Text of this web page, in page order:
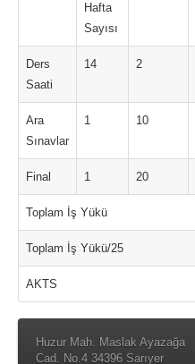
Hafta
Sayısı
Ders
Saati
14 2
Ara
Sınavlar
1 10
Final 1 20
Toplam İş Yükü
Toplam İş Yükü/25
AKTS
Huzur Mah. Maslak Ayazağa
Cad. No.4 34396 Sarıyer